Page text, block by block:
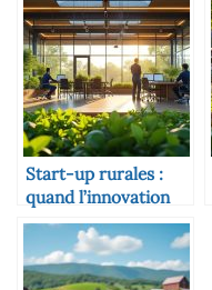
Start-up rurales :
quand l’innovation
naît dans les champs